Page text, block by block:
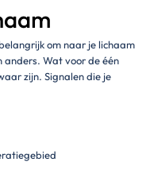
om naar je lichaam
Wat voor de één
zijn. Signalen die je